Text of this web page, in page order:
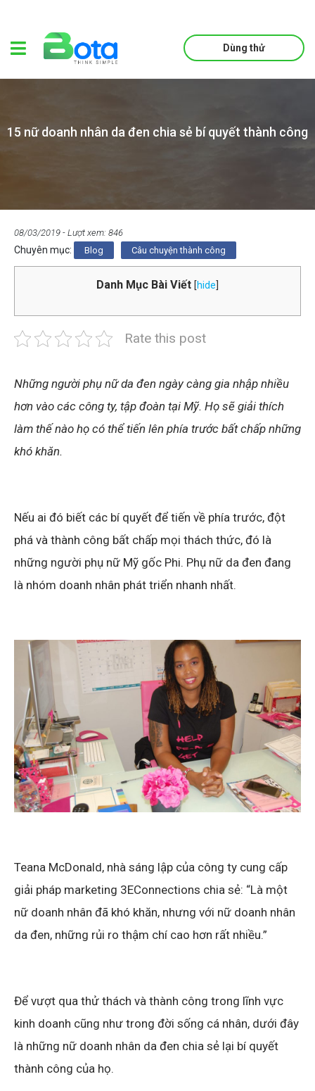
Dùng thử
15 nữ doanh nhân da đen chia sẻ bí quyết thành công
08/03/2019 - Lượt xem: 846
Chuyên mục: Blog Câu chuyện thành công
Danh Mục Bài Viết [hide
Rate this post
Những người phụ nữ da đen ngày càng gia nhập nhiều
hơn vào các công ty, tập đoàn tại Mỹ. Họ sẽ giải thích
làm thế nào họ có thể tiến lên phía trước bất chấp những
khó khăn.
Nếu ai đó biết các bí quyết để tiến về phía trước, đột
phá và thành công bất chấp mọi thách thức, đó là
những người phụ nữ Mỹ gốc Phi. Phụ nữ da đen đang
là nhóm doanh nhân phát triển nhanh nhất.
Teana McDonald, nhà sáng lập của công ty cung cấp
giải pháp marketing 3EConnections chia sẻ: “Là một
nữ doanh nhân đã khó khăn, nhưng với nữ doanh nhân
da đen, những rủi ro thậm chí cao hơn rất nhiều.”
Để vượt qua thử thách và thành công trong lĩnh vực
kinh doanh cũng như trong đời sống cá nhân, dưới đây
là những nữ doanh nhân da đen chia sẻ lại bí quyết
thành công của họ.